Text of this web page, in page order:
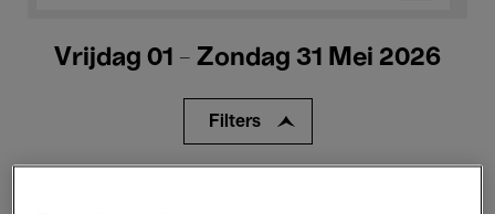
Vrijdag 01 - Zondag 31 Mei 2026
Filters